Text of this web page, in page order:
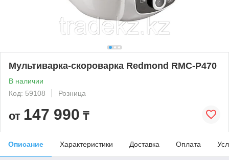
Мультиварка-скороварка Redmond RMC-P470
В наличии
Код: 59108
Розница
от 147 990 ₸
Описание Характеристики Доставка Оплата